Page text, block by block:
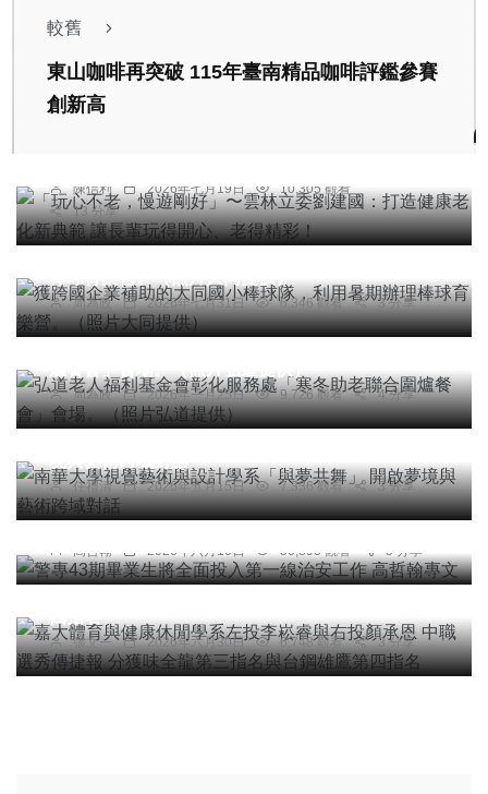
較舊
東山咖啡再突破 115年臺南精品咖啡評鑑參賽
創新高
綜合新聞
陳信利 2026年七月19日
10,305 觀看
13 分享
社會 綜合新聞 健康 文教
獲跨國企業補助的大同國小棒球隊，利用暑期辦理
周為政 2026年七月31日 6,346 觀看 3 分享
社會 綜合新聞 健康 文教
弘道老人福利基金會彰化服務處「寒冬助老聯合圍
周為政 2026年一月25日 9,726 觀看 4 分享
綜合新聞 文教
南華大學視覺藝術與設計學系「與夢共舞」 開啟夢
任禮清 2026年五月15日 7,336 觀看 3 分享
警專43期畢業生將全面投入第一線治安工作 高哲翰
專文
高哲翰 2026年六月10日 50,895 觀看 5 分享
綜合新聞 文教
嘉大體育與健康休閒學系左投李崧睿與右投顏承恩
中職選秀傳捷報 分獲味全龍第三指名與台鋼雄鷹第
張文一 2026年六月30日 6,748 觀看 3 分享